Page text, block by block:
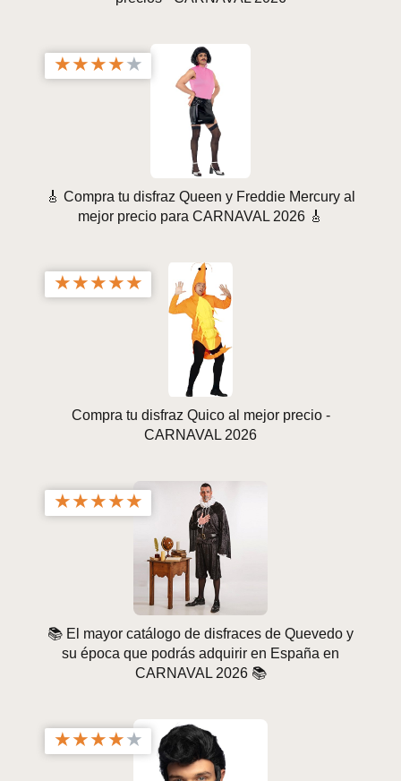
★★★★★
🎸 Compra tu disfraz Queen y Freddie Mercury al
mejor precio para CARNAVAL 2026 🎸
★★★★★
Compra tu disfraz Quico al mejor precio -
CARNAVAL 2026
★★★★★
📚 El mayor catálogo de disfraces de Quevedo y
su época que podrás adquirir en España en
CARNAVAL 2026 📚
★★★★★